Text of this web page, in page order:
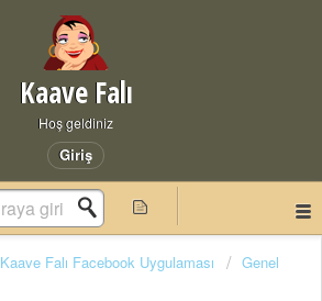
Kaave Falı
Hoş geldiniz
Giriş
Kaave Falı Facebook Uygulaması
Genel